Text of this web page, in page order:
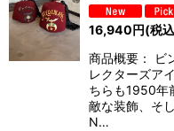
16,940円(税
商品概要： ビ
レクターズア
ちらも1950年
敵な装飾、そ
N…